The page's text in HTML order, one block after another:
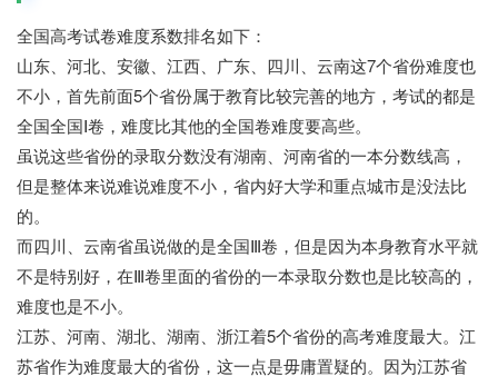
全国高考试卷难度系数排名如下：
山东、河北、安徽、江西、广东、四川、云南这7个省份难度也
不小，首先前面5个省份属于教育比较完善的地方，考试的都是
全国全国Ⅰ卷，难度比其他的全国卷难度要高些。
虽说这些省份的录取分数没有湖南、河南省的一本分数线高，
但是整体来说难说难度不小，省内好大学和重点城市是没法比
的。
而四川、云南省虽说做的是全国Ⅲ卷，但是因为本身教育水平就
不是特别好，在Ⅲ卷里面的省份的一本录取分数也是比较高的，
难度也是不小。
江苏、河南、湖北、湖南、浙江着5个省份的高考难度最大。江
苏省作为难度最大的省份，这一点是毋庸置疑的。因为江苏省